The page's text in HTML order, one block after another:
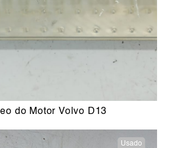
do Motor Volvo D13
Usado